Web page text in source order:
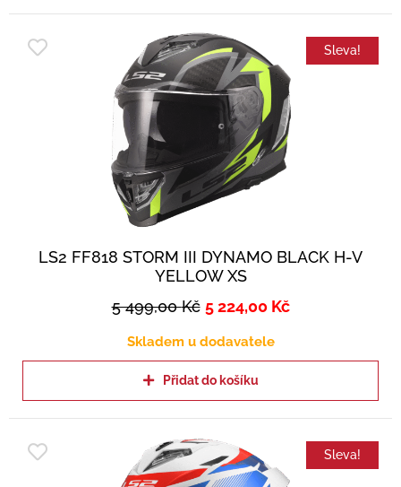
Sleva!
LS2 FF818 STORM III DYNAMO BLACK H-V
YELLOW XS
5 499,00Kč 5 224,00 Kč
Skladem u dodavatele
Přidat do košíku
Sleva!